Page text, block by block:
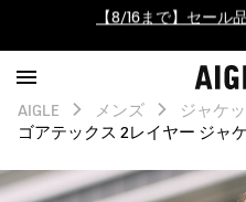
【最大50%OFF】
ログイン/会員登録
AIGLE CLUB ポイントサ
【8/16まで】セール
AIGLE メンズ
ジャケ
ゴアテックス 2レイヤー ジャ